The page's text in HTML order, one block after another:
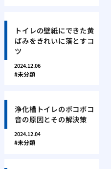
トイレの壁紙にできた黄
ばみをきれいに落とすコ
ツ
2024.12.06
未分類
浄化槽トイレのボコボコ
音の原因とその解決策
2024.12.04
未分類